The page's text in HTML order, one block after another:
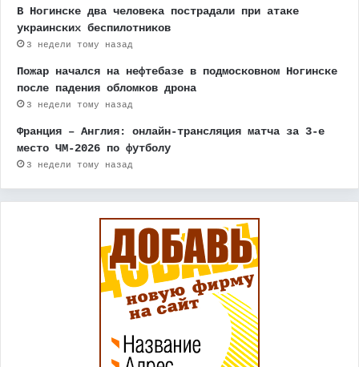
В Ногинске два человека пострадали при атаке
украинских беспилотников
3 недели тому назад
Пожар начался на нефтебазе в подмосковном Ногинске
после падения обломков дрона
3 недели тому назад
Франция – Англия: онлайн-трансляция матча за 3-е
место ЧМ-2026 по футболу
3 недели тому назад